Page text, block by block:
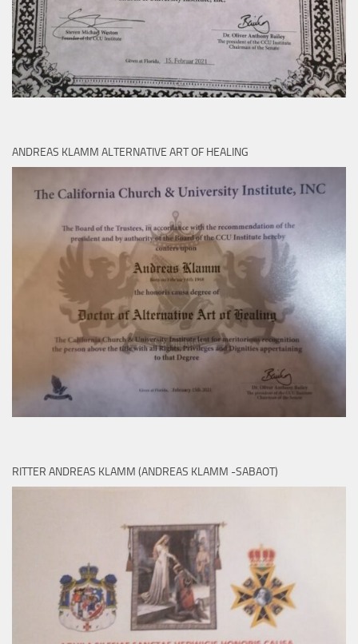
ANDREAS KLAMM ALTERNATIVE ART OF HEALING
RITTER ANDREAS KLAMM (ANDREAS KLAMM -SABAOT)